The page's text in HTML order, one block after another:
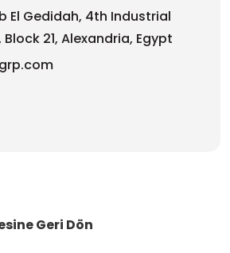
El Gedidah, 4th Industrial
21, Alexandria, Egypt
Geri Dön